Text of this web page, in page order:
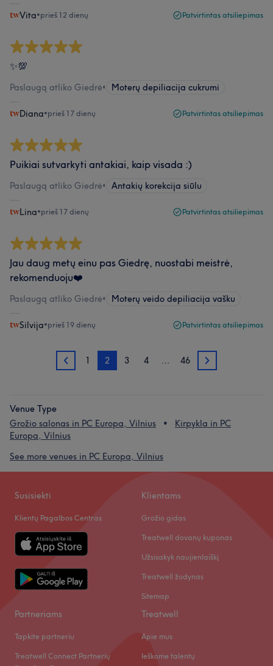
Vita•prieš 12 dienų Patvirtintas atsiliepimas
✨💯
Paslaugą atliko Giedrė• Moterų depiliacija cukrumi
Diana•prieš 17 dienų Patvirtintas atsiliepimas
Puikiai sutvarkyti antakiai, kaip visada :)
Paslaugą atliko Giedrė• Antakių korekcija siūlu
Lina•prieš 17 dienų Patvirtintas atsiliepimas
Jau daug metų einu pas Giedrę, nuostabi meistrė,
rekomenduoju❤️
Paslaugą atliko Giedrė• Moterų veido depiliacija vašku
Silvija•prieš 19 dienų Patvirtintas atsiliepimas
1 1 2 3 4 … 46 3
Venue Type
Grožio salonas in PC Europa, Vilnius
Kirpykla in PC
Europa, Vilnius
See more venues in PC Europa, Vilnius
Susisiekti
Klientų Pagalbos Centras
Klientams
Grožio gidas
Treatwell dovanų kuponas
Užsisakyk naujienlaiškį
Treatwell žodynas
Sitemap
Partneriams
Tapkite partneriu
Treatwell Connect Partnerių
Treatwell
Apie mus
Ieškome talentų